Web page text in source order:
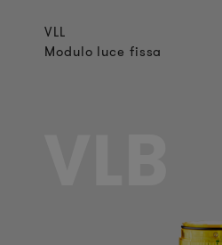
VLL
Modulo luce fissa